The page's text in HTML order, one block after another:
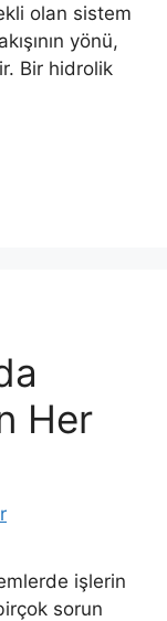
olan sistem
yönü,
Bir hidrolik
Her
işlerin
sorun